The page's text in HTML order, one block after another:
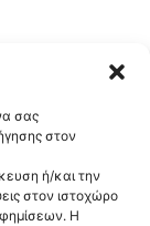
σας
στον
ή/και την
στον ιστοχώρο
Η